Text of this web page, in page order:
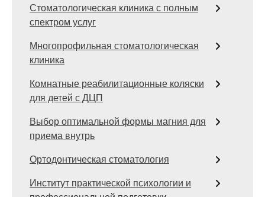
Стоматологическая клиника с полным
спектром услуг
Многопрофильная стоматологическая
клиника
Комнатные реабилитационные коляски
для детей с ДЦП
Выбор оптимальной формы магния для
приема внутрь
Ортодонтическая стоматология
Институт практической психологии и